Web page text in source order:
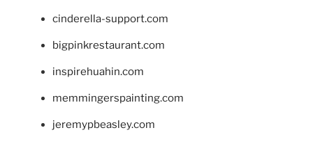
cinderella-support.com
bigpinkrestaurant.com
inspirehuahin.com
memmingerspainting.com
jeremypbeasley.com